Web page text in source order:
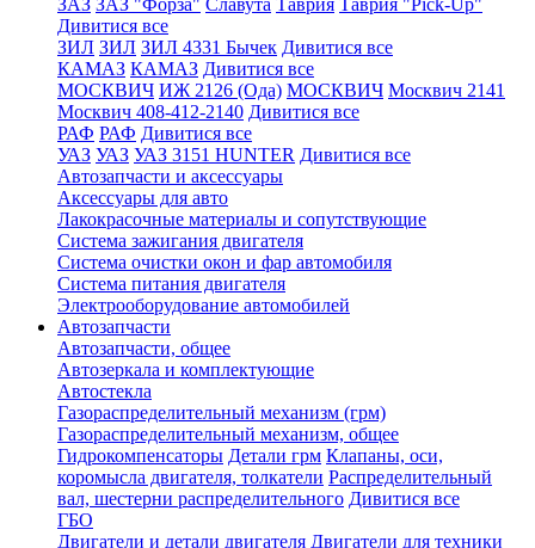
ЗАЗ ЗАЗ "Форза" Славута Таврия Таврия "Pick-Up"
Дивитися все
ЗИЛ ЗИЛ ЗИЛ 4331 Бычек Дивитися все
КАМАЗ КАМАЗ Дивитися все
МОСКВИЧ ИЖ 2126 (Ода) МОСКВИЧ Москвич 2141
Москвич 408-412-2140 Дивитися все
РАФ РАФ Дивитися все
УАЗ УАЗ УАЗ 3151 HUNTER Дивитися все
Автозапчасти и аксессуары
Аксессуары для авто
Лакокрасочные материалы и сопутствующие
Система зажигания двигателя
Система очистки окон и фар автомобиля
Система питания двигателя
Электрооборудование автомобилей
Автозапчасти
Автозапчасти, общее
Автозеркала и комплектующие
Автостекла
Газораспределительный механизм (грм)
Газораспределительный механизм, общее
Гидрокомпенсаторы Детали грм Клапаны, оси,
коромысла двигателя, толкатели Распределительный
вал, шестерни распределительного Дивитися все
ГБО
Двигатели и детали двигателя Двигатели для техники